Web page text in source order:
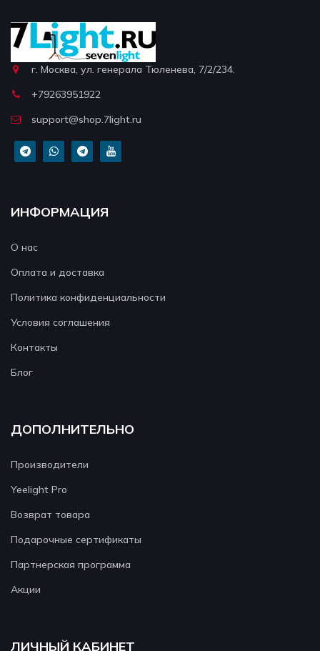
г. Москва, ул. генерала Тюленева, 7/2/234.
+79263951922
support@shop.7light.ru
ИНФОРМАЦИЯ
О нас
Оплата и доставка
Политика конфиденциальности
Условия соглашения
Контакты
Блог
ДОПОЛНИТЕЛЬНО
Производители
Yeelight Pro
Возврат товара
Подарочные сертификаты
Партнерская программа
Акции
ЛИЧНЫЙ КАБИНЕТ